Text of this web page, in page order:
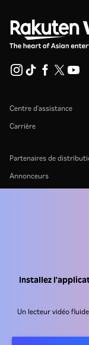
Installez
Un lecteur vidéo
Centre d'assistance
Carrière
Partenaires de
Annonceurs
Politique relative aux
Politique de droits